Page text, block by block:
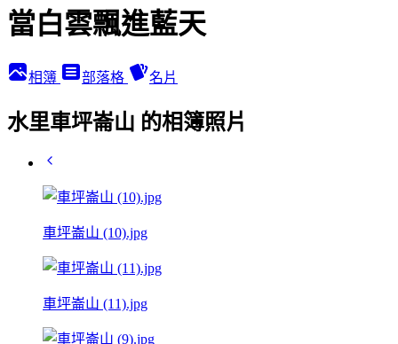
當白雲飄進藍天
相簿 部落格 名片
水里車坪崙山 的相簿照片
車坪崙山 (10).jpg
車坪崙山 (11).jpg